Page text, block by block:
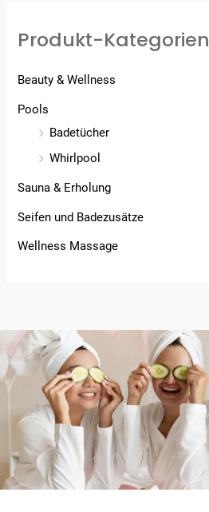
Produkt-Kategorien
Beauty & Wellness
Pools
Badetücher
Whirlpool
Sauna & Erholung
Seifen und Badezusätze
Wellness Massage